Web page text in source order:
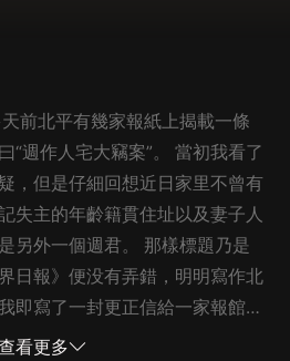
前北平有幾家報紙上揭載一條
“週作人宅大竊案”。 當初我看了
，但是仔細回想近日家里不曾有
失主的年齡籍貫住址以及妻子人
另外一個週君。 那樣標題乃是
日報》便没有弄錯，明明寫作北
即寫了一封更正信給一家報館
有北大教授週作人宅大竊案一
看更多